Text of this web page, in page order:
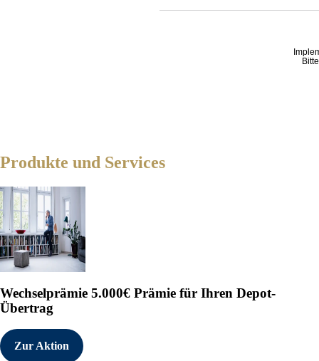
Produkte und Services
Wechselprämie 5.000€ Prämie für Ihren Depot-
Übertrag
Zur Aktion